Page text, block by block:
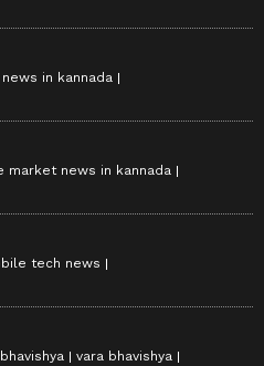
in kannada
market news in kannada
tech news
vara bhavishya